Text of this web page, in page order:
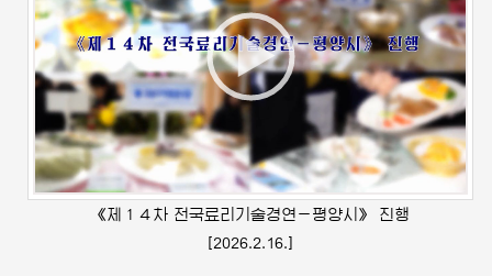
《제１４차 전국료리기술경연－평양시》 진행
[2026.2.16.]